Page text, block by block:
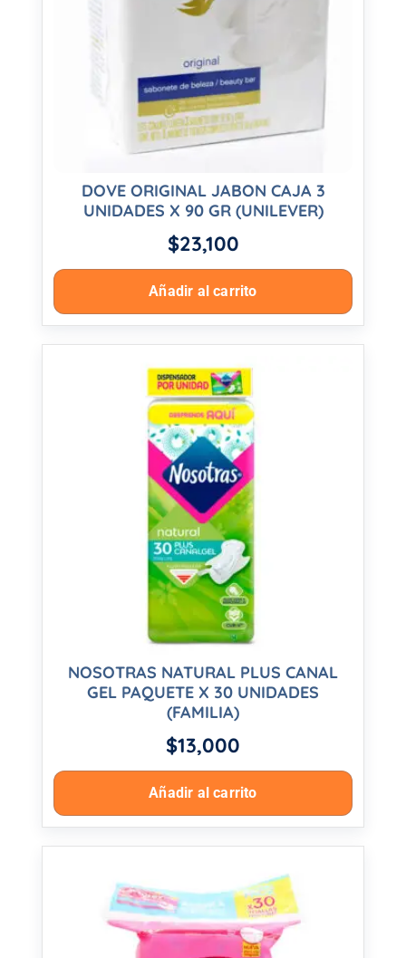
DOVE ORIGINAL JABON CAJA 3
UNIDADES X 90 GR (UNILEVER)
$23,100
Añadir al carrito
NOSOTRAS NATURAL PLUS CANAL
GEL PAQUETE X 30 UNIDADES
(FAMILIA)
$13,000
Añadir al carrito